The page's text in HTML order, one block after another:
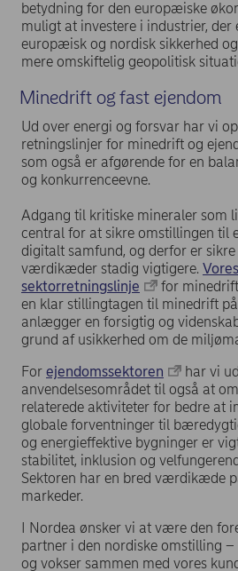
betydning for den europæiske
muligt at investere i industrier, der
europæisk og nordisk sikkerhed
mere omskiftelig geopolitisk
Minedrift og fast ejendom
Ud over energi og forsvar har vi
retningslinjer for minedrift og
som også er afgørende for en
og konkurrenceevne.
Adgang til kritiske mineraler som
central for at sikre omstillingen til
digitalt samfund, og derfor er
værdikæder stadig vigtigere.
sektorretningslinje
for
en klar stillingtagen til minedrift
anlægger en forsigtig og
grund af usikkerhed om de
For ejendomssektoren
har vi
anvendelsesområdet til også at
relaterede aktiviteter for bedre at
globale forventninger til
og energieffektive bygninger er
stabilitet, inklusion og
Sektoren har en bred værdikæde
markeder.
I Nordea ønsker vi at være den
partner i den nordiske omstilling
og vokser sammen med vores